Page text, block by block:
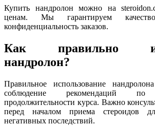
Купить нандролон можно на
ценам. Мы гарантируем
конфиденциальность заказов.
Как правильно
нандролон?
Правильное использование
соблюдение рекомендаций
продолжительности курса. Важно
перед началом приема стероидов
негативных последствий.